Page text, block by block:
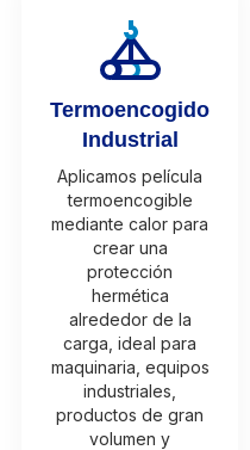
Termoencogido
Industrial
Aplicamos película
termoencogible
mediante calor para
crear una
protección
hermética
alrededor de la
carga, ideal para
maquinaria, equipos
industriales,
productos de gran
volumen y